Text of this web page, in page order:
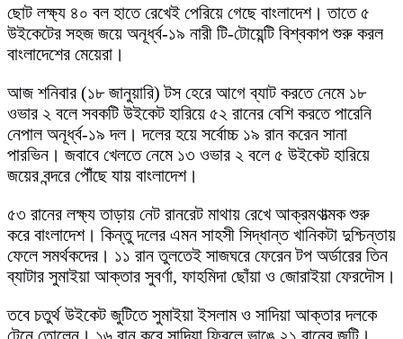
ছোট লক্ষ্য ৪০ বল হাতে রেখেই পেরিয়ে গেছে বাংলাদেশ। তাতে ৫
উইকেটের সহজ জয়ে অনূর্ধ্ব-১৯ নারী টি-টোয়েন্টি বিশ্বকাপ শুরু করল
বাংলাদেশের মেয়েরা।
আজ শনিবার (১৮ জানুয়ারি) টস হেরে আগে ব্যাট করতে নেমে ১৮
ওভার ২ বলে সবকটি উইকেট হারিয়ে ৫২ রানের বেশি করতে পারেনি
নেপাল অনূর্ধ্ব-১৯ দল। দলের হয়ে সর্বোচ্চ ১৯ রান করেন সানা
পারভিন। জবাবে খেলতে নেমে ১৩ ওভার ২ বলে ৫ উইকেট হারিয়ে
জয়ের বন্দরে পৌঁছে যায় বাংলাদেশ।
৫৩ রানের লক্ষ্য তাড়ায় নেট রানরেট মাথায় রেখে আক্রমণাত্মক শুরু
করে বাংলাদেশ। কিন্তু দলের এমন সাহসী সিদ্ধান্ত খানিকটা দুশ্চিন্তায়
ফেলে সমর্থকদের। ১১ রান তুলতেই সাজঘরে ফেরেন টপ অর্ডারের তিন
ব্যাটার সুমাইয়া আক্তার সুবর্ণা, ফাহমিদা ছোঁয়া ও জোরাইয়া ফেরদৌস।
তবে চতুর্থ উইকেট জুটিতে সুমাইয়া ইসলাম ও সাদিয়া আক্তার দলকে